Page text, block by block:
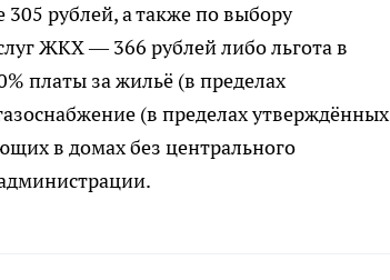
рублей, а также по выбору
ЖКХ — 366 рублей либо льгота в
платы за жильё (в пределах
(в пределах утверждённых
в домах без центрального